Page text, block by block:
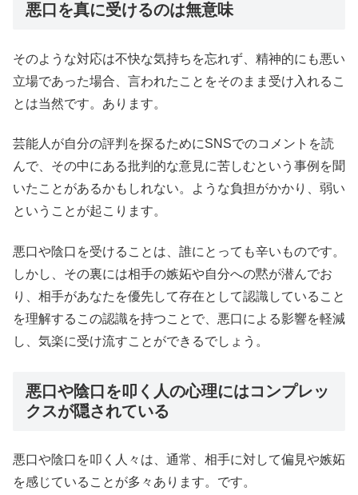
悪口を真に受けるのは無意味
そのような対応は不快な気持ちを忘れず、精神的にも悪い
立場であった場合、言われたことをそのまま受け入れるこ
とは当然です。あります。
芸能人が自分の評判を探るためにSNSでのコメントを読
んで、その中にある批判的な意見に苦しむという事例を聞
いたことがあるかもしれない。ような負担がかかり、弱い
ということが起こります。
悪口や陰口を受けることは、誰にとっても辛いものです。
しかし、その裏には相手の嫉妬や自分への黙が潜んでお
り、相手があなたを優先して存在として認識していること
を理解するこの認識を持つことで、悪口による影響を軽減
し、気楽に受け流すことができるでしょう。
悪口や陰口を叩く人の心理にはコンプレッ
クスが隠されている
悪口や陰口を叩く人々は、通常、相手に対して偏見や嫉妬
を感じていることが多々あります。です。